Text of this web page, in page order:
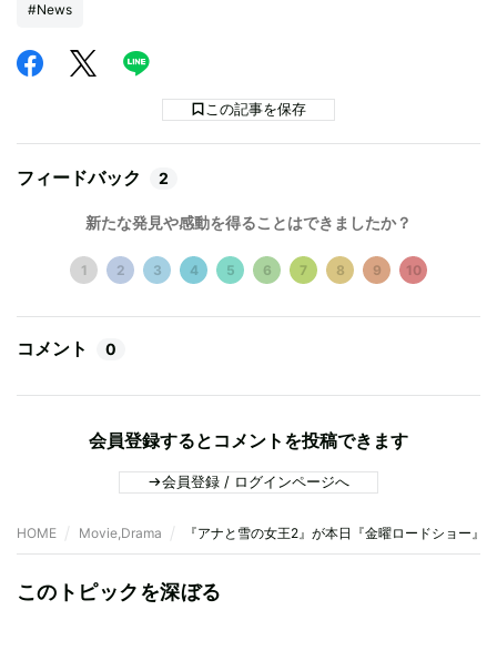
#News
この記事を保存
フィードバック 2
新たな発見や感動を得ることはできましたか？
1 2 3 4 5 6 7 8 9 10
コメント 0
会員登録するとコメントを投稿できます
会員登録 / ログインページへ
HOME Movie,Drama 『アナと雪の女王2』が本日『金曜ロードショー』
このトピックを深ぼる